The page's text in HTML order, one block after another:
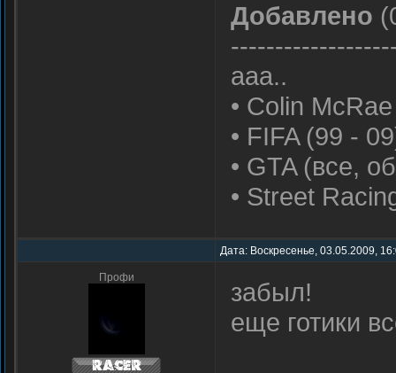
Добавлено
ааа..
• Colin
• FIFA (99 -
• GTA (все,
• Street
Дата: Воскресенье, 03.05.2009,
Профи
забыл!
еще готики